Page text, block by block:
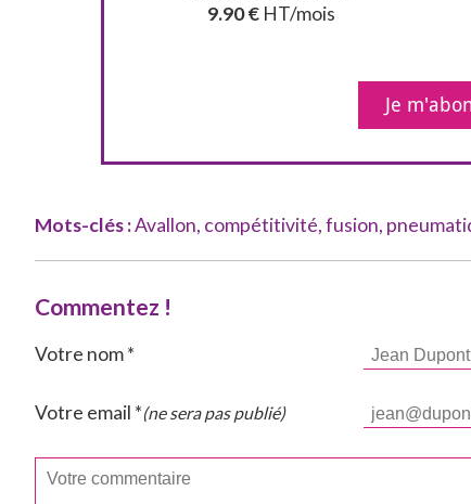
9.90 € HT/mois
Je
Mots-clés :Avallon, compétitivité,fusion,
Commentez !
Votre nom *
Votre email *(ne sera pas publié)